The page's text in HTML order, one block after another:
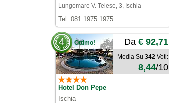
Lungomare V. Telese, 3, Ischia
Tel. 081.1975.1975
Ottimo!
4 Da € 92,71
Media Su 342 Voti:
8,44/10
Hotel Don Pepe
Ischia